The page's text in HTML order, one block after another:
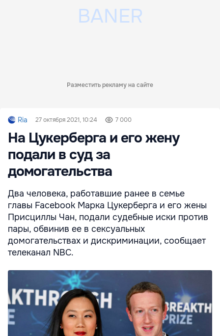
Разместить рекламу на сайте
Ria 27 октября 2021, 10:24 7 000
На Цукерберга и его жену
подали в суд за
домогательства
Два человека, работавшие ранее в семье
главы Facebook Марка Цукерберга и его жены
Присциллы Чан, подали судебные иски против
пары, обвинив ее в сексуальных
домогательствах и дискриминации, сообщает
телеканал NBC.